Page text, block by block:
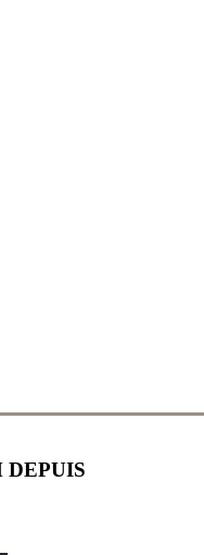
DEPUIS